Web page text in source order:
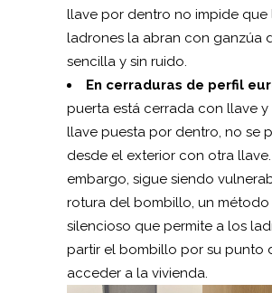
llave por dentro no impide que
ladrones la abran con ganzúa
sencilla y sin ruido.
En cerraduras de perfil
puerta está cerrada con llave y
llave puesta por dentro, no se
desde el exterior con otra llave.
embargo, sigue siendo
rotura del bombillo, un
silencioso que permite a los
partir el bombillo por su punto
acceder a la vivienda.